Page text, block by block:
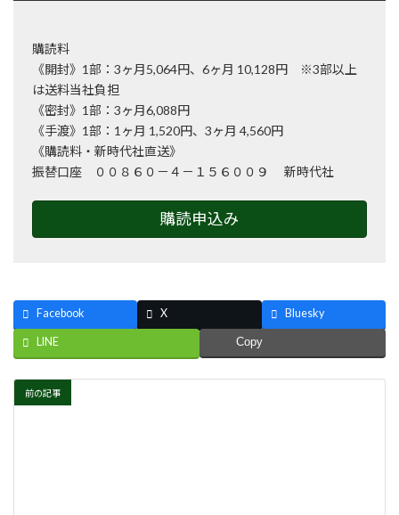
購読料
《開封》1部：3ヶ月5,064円、6ヶ月 10,128円 ※3部以上
は送料当社負担
《密封》1部：3ヶ月6,088円
《手渡》1部：1ヶ月 1,520円、3ヶ月 4,560円
《購読料・新時代社直送》
振替口座 ００８６０－４－１５６００９ 新時代社
購読申込み
Facebook X Bluesky
LINE Copy
前の記事